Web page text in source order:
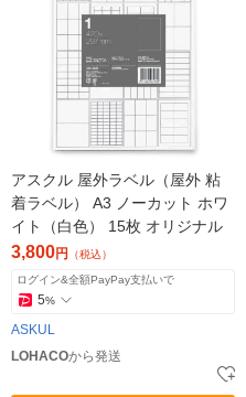
アスクル 屋外ラベル（屋外 粘
着ラベル） A3 ノーカット ホワ
イト（白色） 15枚 オリジナル
3,800円 （税込）
ログイン&全額PayPay支払いで
5%
ASKUL
LOHACOから発送